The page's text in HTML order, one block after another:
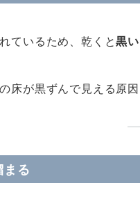
ているため、乾くと黒
床が黒ずんで見える原因
まる